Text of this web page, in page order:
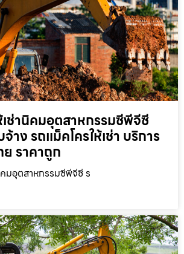
เช่านิคมอุตสาหกรรมซีพีจีซี
าง รถแม็คโครให้เช่า บริการ
ราคาถูก
คมอุตสาหกรรมซีพีจีซี ร